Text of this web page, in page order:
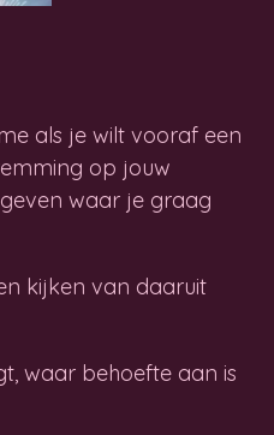
als je wilt vooraf een
op jouw
waar je graag
kijken van daaruit
waar behoefte aan is